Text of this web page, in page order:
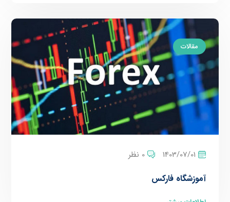
مقالات
1403/07/01 0 نظر
آموزشگاه فارکس